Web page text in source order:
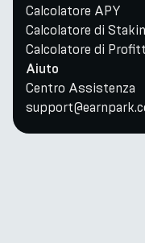
Calcolatore APY
Calcolatore di
Calcolatore di
Aiuto
Centro Assistenza